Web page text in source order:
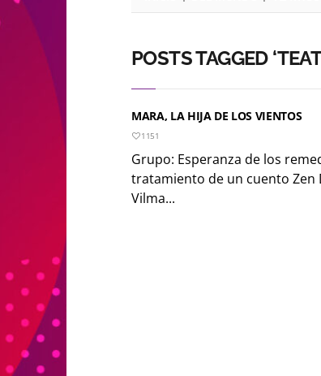
POSTS TAGGED
MARA, LA HIJA DE LOS VIENTOS
1151
Grupo: Esperanza de los
tratamiento de un cuento Zen
Vilma...